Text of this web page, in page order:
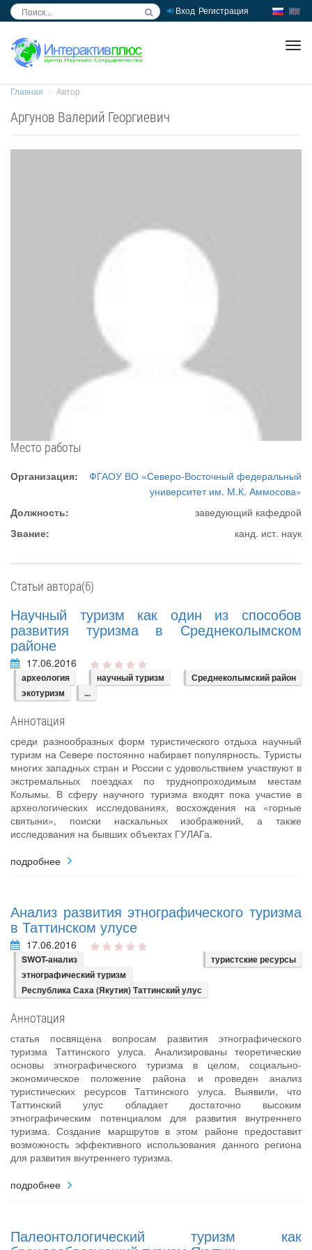
Вход Регистрация
Главная Автор
Аргунов Валерий Георгиевич
Место работы
Организация:
ФГАОУ ВО «Северо-Восточный федеральный
университет им. М.К. Аммосова»
Должность:
заведующий кафедрой
Звание:
канд. ист. наук
Статьи автора(6)
Научный туризм как один из способов
развития туризма в Среднеколымском
районе
17.06.2016
археология научный туризм
Среднеколымский район
экотуризм
...
Аннотация
среди разнообразных форм туристического отдыха научный
туризм на Севере постоянно набирает популярность. Туристы
многих западных стран и России с удовольствием участвуют в
экстремальных поездках по труднопроходимым местам
Колымы. В сферу научного туризма входят пока участие в
археологических исследованиях, восхождения на «горные
святыни», поиски наскальных изображений, а также
исследования на бывших объектах ГУЛАГа.
подробнее
Анализ развития этнографического туризма
в Таттинском улусе
17.06.2016
SWOT-анализ
туристские ресурсы
этнографический туризм
Республика Саха (Якутия) Таттинский улус
Аннотация
статья посвящена вопросам развития этнографического
туризма Таттинского улуса. Анализированы теоретические
основы этнографического туризма в целом, социально-
экономическое положение района и проведен анализ
туристических ресурсов Таттинского улуса. Выявили, что
Таттинский улус обладает достаточно высоким
этнографическим потенциалом для развития внутреннего
туризма. Создание маршрутов в этом районе предоставит
возможность эффективного использования данного региона
для развития внутреннего туризма.
подробнее
Палеонтологический туризм как